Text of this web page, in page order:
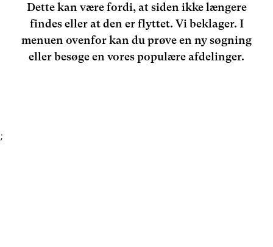
Dette kan være fordi, at siden ikke længere
findes eller at den er flyttet. Vi beklager. I
menuen ovenfor kan du prøve en ny søgning
eller besøge en vores populære afdelinger.
;